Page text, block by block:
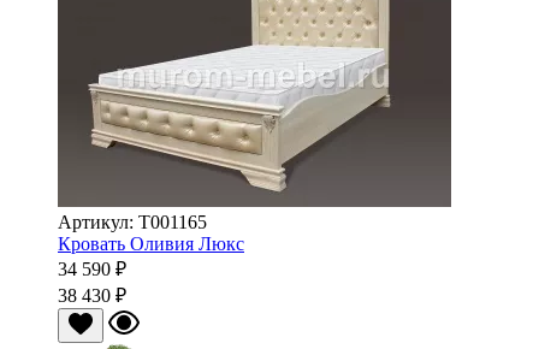
Артикул: Т001165
Кровать Оливия Люкс
34 590 ₽
38 430 ₽